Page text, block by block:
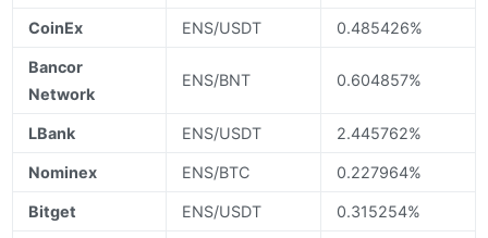
CoinEx ENS/USDT 0.485426%
Bancor
Network
ENS/BNT 0.604857%
LBank ENS/USDT 2.445762%
Nominex ENS/BTC 0.227964%
Bitget ENS/USDT 0.315254%